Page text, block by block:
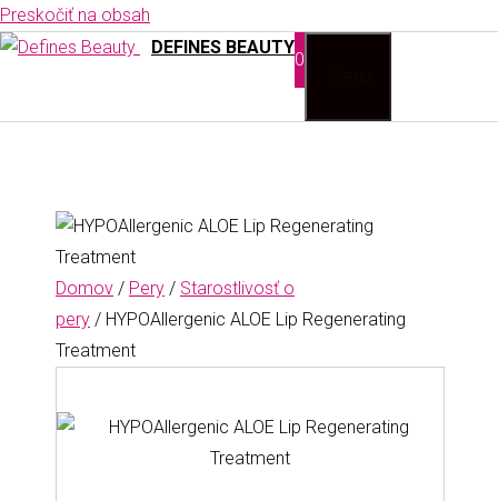
Preskočiť na obsah
DEFINES BEAUTY
0
Domov / Pery / Starostlivosť o
pery / HYPOAllergenic ALOE Lip Regenerating
Treatment